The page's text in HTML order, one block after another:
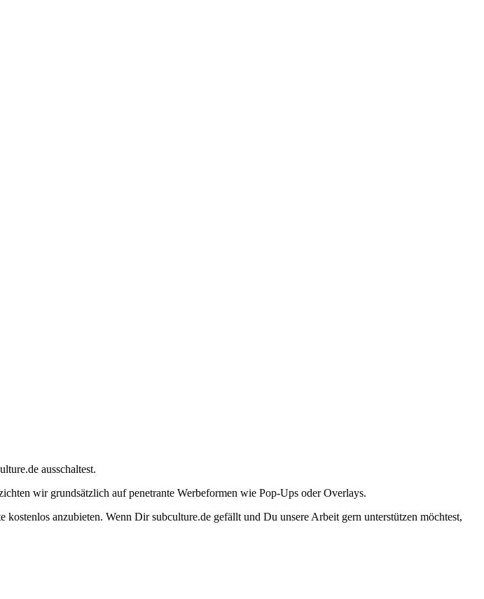
ausschaltest.
wir grundsätzlich auf penetrante Werbeformen wie Pop-Ups oder Overlays.
anzubieten. Wenn Dir subculture.de gefällt und Du unsere Arbeit gern unterstützen möchtest,